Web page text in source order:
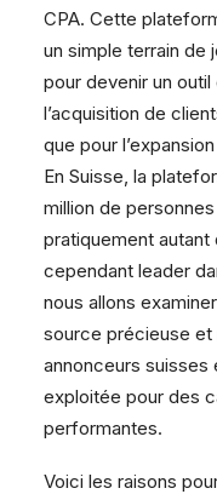
CPA. Cette
un simple terrain de
pour devenir un
l’acquisition de
que pour
En Suisse, la
million de
pratiquement
cependant leader
nous allons
source précieuse et
annonceurs
exploitée pour des
performantes.
Voici les raisons